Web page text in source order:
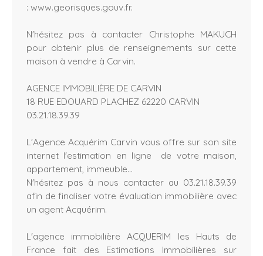
: www.georisques.gouv.fr.
N'hésitez pas à contacter Christophe MAKUCH
pour obtenir plus de renseignements sur cette
maison à vendre à Carvin.
AGENCE IMMOBILIÈRE DE CARVIN
18 RUE EDOUARD PLACHEZ 62220 CARVIN
03.21.18.39.39
L'Agence Acquérim Carvin vous offre sur son site
internet l'estimation en ligne de votre maison,
appartement, immeuble...
N'hésitez pas à nous contacter au 03.21.18.39.39
afin de finaliser votre évaluation immobilière avec
un agent Acquérim.
L'agence immobilière ACQUERIM les Hauts de
France fait des Estimations Immobilières sur